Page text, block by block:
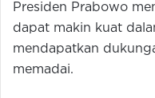
Presiden Prabowo
dapat makin kuat
mendapatkan
memadai.